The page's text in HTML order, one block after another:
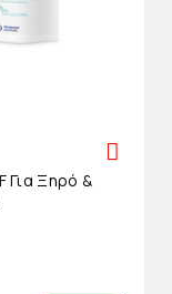
Για Ξηρό &